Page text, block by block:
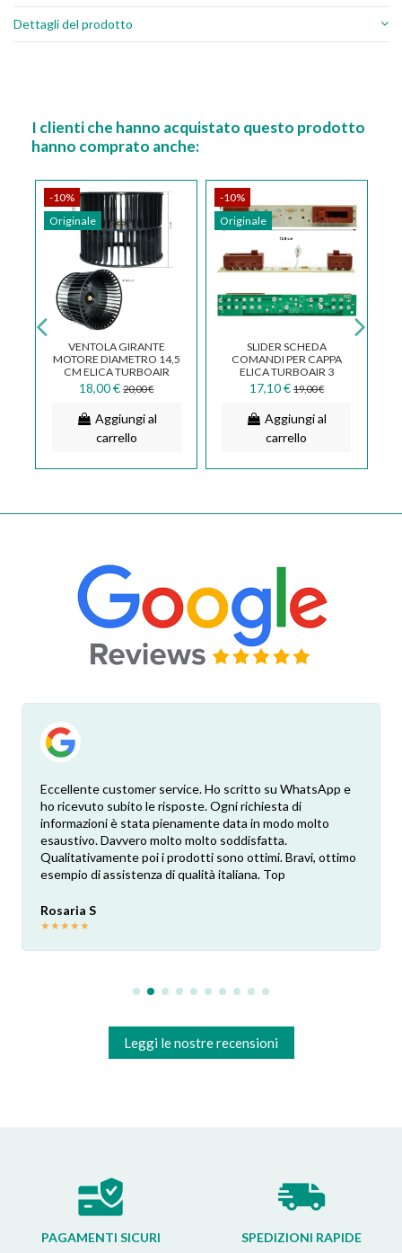
Dettagli del prodotto
I clienti che hanno acquistato questo prodotto
hanno comprato anche:
-10%
Originale
VENTOLA GIRANTE
MOTORE DIAMETRO 14,5
CM ELICA TURBOAIR
ORIGINALE
18,00 € 20,00 €
Aggiungi al
carrello
-10%
Originale
SLIDER SCHEDA
COMANDI PER CAPPA
ELICA TURBOAIR 3
VELOCITA ' BE1BGA
17,10 € 19,00 €
Aggiungi al
carrello
Eccellente customer service. Ho scritto su WhatsApp e
ho ricevuto subito le risposte. Ogni richiesta di
informazioni è stata pienamente data in modo molto
esaustivo. Davvero molto molto soddisfatta.
Qualitativamente poi i prodotti sono ottimi. Bravi, ottimo
esempio di assistenza di qualità italiana. Top
Rosaria S
★★★★★
Leggi le nostre recensioni
PAGAMENTI SICURI
SPEDIZIONI RAPIDE